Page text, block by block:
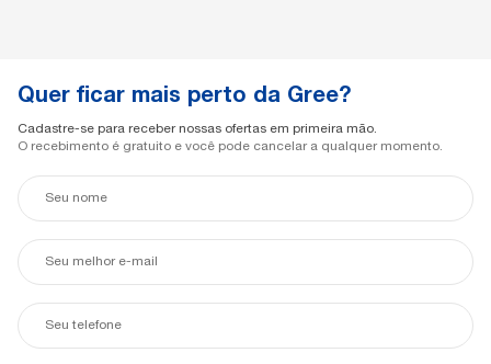
Quer ficar mais perto da Gree?
Cadastre-se para receber nossas ofertas em primeira mão.
O recebimento é gratuito e você pode cancelar a qualquer momento.
Seu
nome
Seu
mail
Seu
telefone